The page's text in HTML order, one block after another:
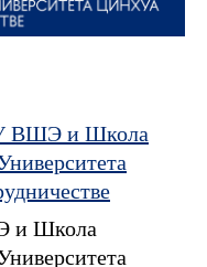
ВШЭ и Школа
и Школа